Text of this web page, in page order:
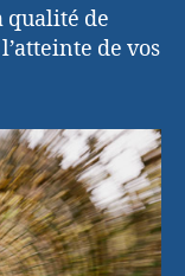
qualité de
de vos